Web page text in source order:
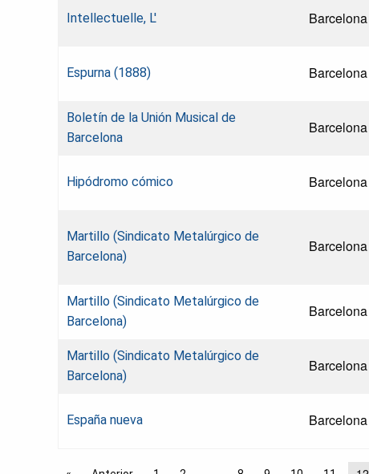
Intellectuelle, L' Barcelona
Espurna (1888) Barcelona
Boletín de la Unión Musical de
Barcelona
Barcelona
Hipódromo cómico Barcelona
Martillo (Sindicato Metalúrgico de
Barcelona)
Barcelona
Martillo (Sindicato Metalúrgico de
Barcelona)
Barcelona
Martillo (Sindicato Metalúrgico de
Barcelona)
Barcelona
España nueva Barcelona